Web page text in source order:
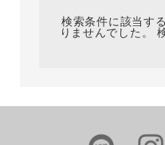
ブランド
検索条件に該当す
りませんでした。